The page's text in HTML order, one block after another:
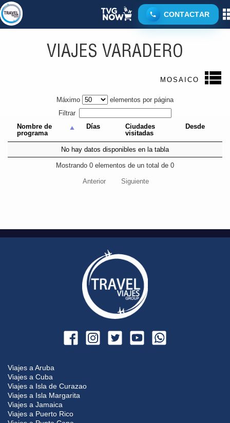
CONTACTAR
VIAJES VARADERO
MOSAICO
Máximo
elementos por página
Filtrar
Nombre de
programa
Días
Ciudades
visitadas
Desde
No hay datos disponibles en la tabla
Mostrando 0 elementos de un total de 0
Anterior Siguiente
Viajes a Aruba
Viajes a Cuba
Viajes a Isla de Curazao
Viajes a Isla Margarita
Viajes a Jamaica
Viajes a Puerto Rico